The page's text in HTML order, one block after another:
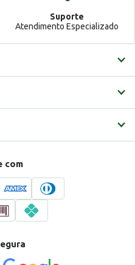
Suporte
Atendimento Especializado
com